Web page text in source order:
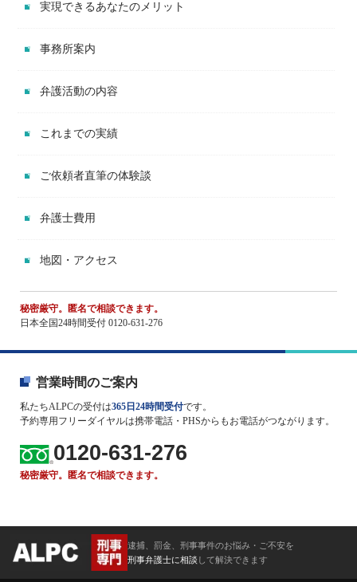
実現できるあなたのメリット
事務所案内
弁護活動の内容
これまでの実績
ご依頼者直筆の体験談
弁護士費用
地図・アクセス
秘密厳守。匿名で相談できます。
日本全国24時間受付 0120-631-276
営業時間のご案内
私たちALPCの受付は365日24時間受付です。
予約専用フリーダイヤルは携帯電話・PHSからもお電話がつながります。
0120-631-276
秘密厳守。匿名で相談できます。
逮捕、罰金、刑事事件のお悩み・ご不安を
刑事弁護士に相談して解決できます